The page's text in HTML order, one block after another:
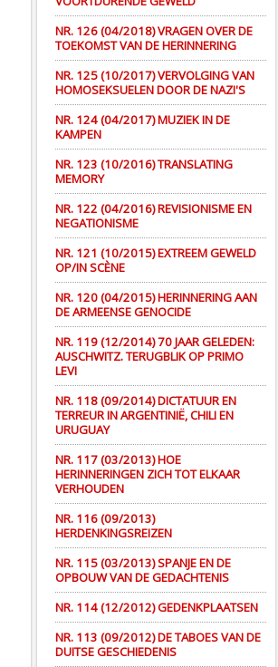
NR. 126 (04/2018) VRAGEN OVER DE
TOEKOMST VAN DE HERINNERING
NR. 125 (10/2017) VERVOLGING VAN
HOMOSEKSUELEN DOOR DE NAZI'S
NR. 124 (04/2017) MUZIEK IN DE
KAMPEN
NR. 123 (10/2016) TRANSLATING
MEMORY
NR. 122 (04/2016) REVISIONISME EN
NEGATIONISME
NR. 121 (10/2015) EXTREEM GEWELD
OP/IN SCÈNE
NR. 120 (04/2015) HERINNERING AAN
DE ARMEENSE GENOCIDE
NR. 119 (12/2014) 70 JAAR GELEDEN:
AUSCHWITZ. TERUGBLIK OP PRIMO
LEVI
NR. 118 (09/2014) DICTATUUR EN
TERREUR IN ARGENTINIË, CHILI EN
URUGUAY
NR. 117 (03/2013) HOE
HERINNERINGEN ZICH TOT ELKAAR
VERHOUDEN
NR. 116 (09/2013)
HERDENKINGSREIZEN
NR. 115 (03/2013) SPANJE EN DE
OPBOUW VAN DE GEDACHTENIS
NR. 114 (12/2012) GEDENKPLAATSEN
NR. 113 (09/2012) DE TABOES VAN DE
DUITSE GESCHIEDENIS